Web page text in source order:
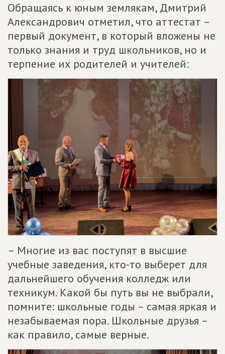
Обращаясь к юным землякам, Дмитрий
Александрович отметил, что аттестат –
первый документ, в который вложены не
только знания и труд школьников, но и
терпение их родителей и учителей:
– Многие из вас поступят в высшие
учебные заведения, кто-то выберет для
дальнейшего обучения колледж или
техникум. Какой бы путь вы не выбрали,
помните: школьные годы – самая яркая и
незабываемая пора. Школьные друзья –
как правило, самые верные.